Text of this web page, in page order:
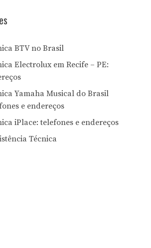
BTV no Brasil
Electrolux em Recife – PE:
Yamaha Musical do Brasil
e endereços
iPlace: telefones e endereços
Técnica